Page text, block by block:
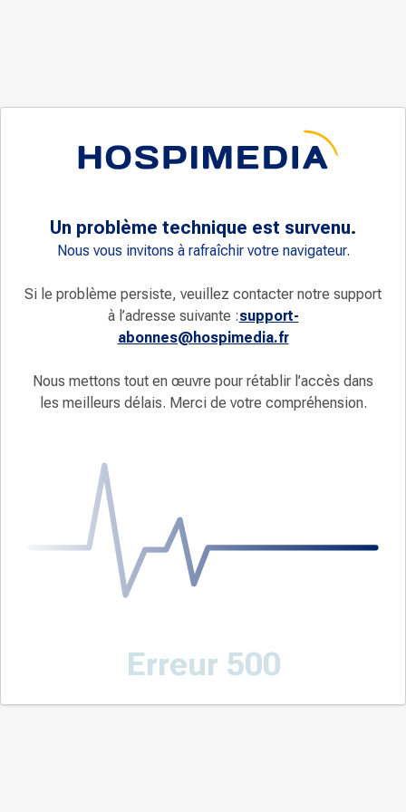
Un problème technique est survenu.
Nous vous invitons à rafraîchir votre navigateur.
Si le problème persiste, veuillez contacter notre support
à l’adresse suivante :support-
abonnes@hospimedia.fr
Nous mettons tout en œuvre pour rétablir l’accès dans
les meilleurs délais. Merci de votre compréhension.
Erreur 500